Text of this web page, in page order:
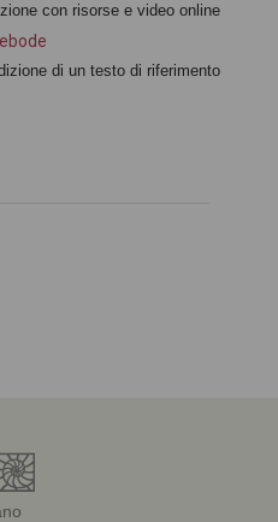
con risorse e video online
di un testo di riferimento